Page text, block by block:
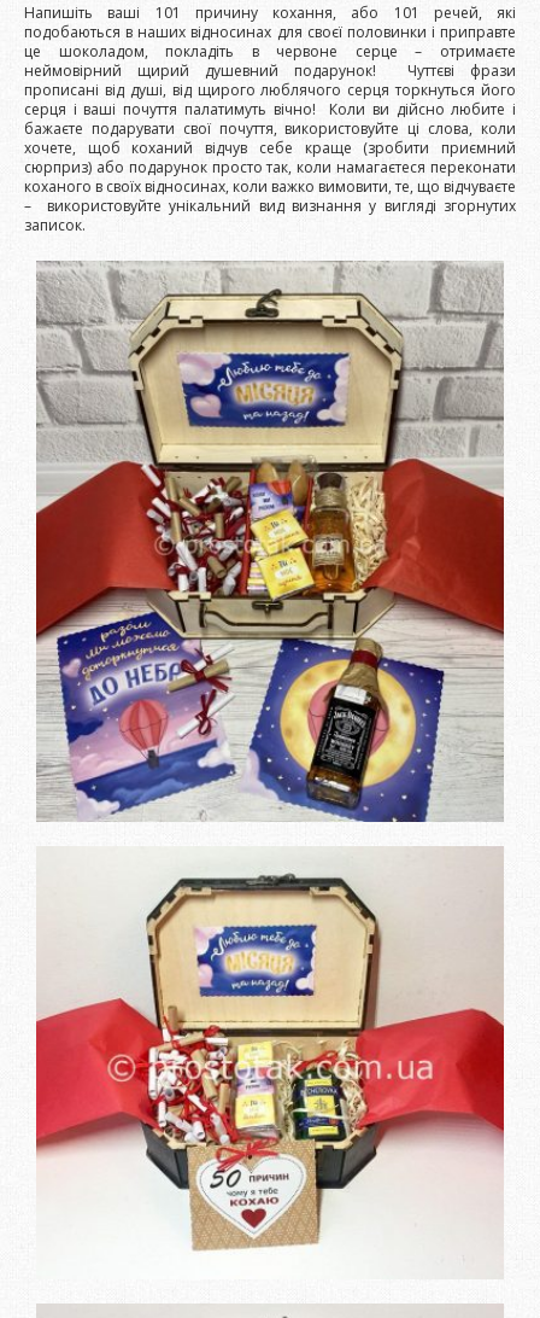
Напишіть ваші 101 причину кохання, або 101 речей, які
подобаються в наших відносинах для своєї половинки і приправте
це шоколадом, покладіть в червоне серце – отримаєте
неймовірний щирий душевний подарунок! Чуттєві фрази
прописані від душі, від щирого люблячого серця торкнуться його
серця і ваші почуття палатимуть вічно! Коли ви дійсно любите і
бажаєте подарувати свої почуття, використовуйте ці слова, коли
хочете, щоб коханий відчув себе краще (зробити приємний
сюрприз) або подарунок просто так, коли намагаєтеся переконати
коханого в своїх відносинах, коли важко вимовити, те, що відчуваєте
– використовуйте унікальний вид визнання у вигляді згорнутих
записок.
Заказать подарок
Замовити